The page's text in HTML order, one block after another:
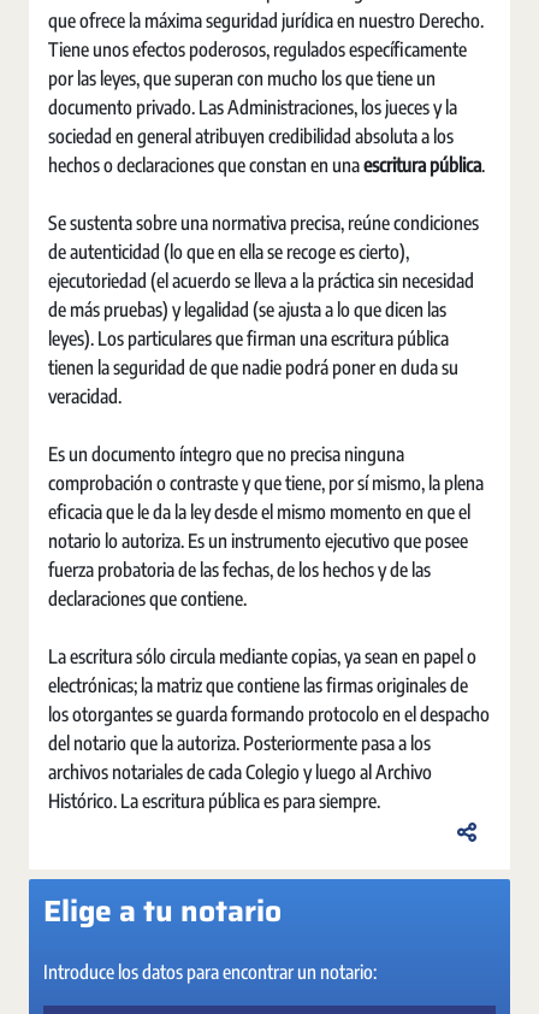
que ofrece la máxima seguridad jurídica en nuestro Derecho.
Tiene unos efectos poderosos, regulados específicamente
por las leyes, que superan con mucho los que tiene un
documento privado. Las Administraciones, los jueces y la
sociedad en general atribuyen credibilidad absoluta a los
hechos o declaraciones que constan en unaescritura pública.
Se sustenta sobre una normativa precisa, reúne condiciones
de autenticidad (lo que en ella se recoge es cierto),
ejecutoriedad (el acuerdo se lleva a la práctica sin necesidad
de más pruebas) y legalidad (se ajusta a lo que dicen las
leyes). Los particulares que firman una escritura pública
tienen la seguridad de que nadie podrá poner en duda su
veracidad.
Es un documento íntegro que no precisa ninguna
comprobación o contraste y que tiene, por sí mismo, la plena
eficacia que le da la ley desde el mismo momento en que el
notario lo autoriza. Es un instrumento ejecutivo que posee
fuerza probatoria de las fechas, de los hechos y de las
declaraciones que contiene.
La escritura sólo circula mediante copias, ya sean en papel o
electrónicas; la matriz que contiene las firmas originales de
los otorgantes se guarda formando protocolo en el despacho
del notario que la autoriza. Posteriormente pasa a los
archivos notariales de cada Colegio y luego al Archivo
Histórico. La escritura pública es para siempre.
Elige a tu notario
Introduce los datos para encontrar un notario: